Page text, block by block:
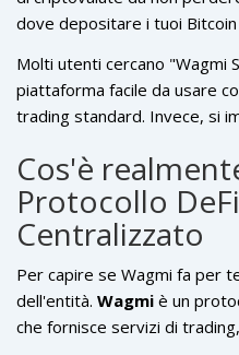
dove depositare i tuoi
settore al momento, e
potrebbe costarti caro. La
"scambio" nel senso
o Coinbase. È un protocollo
complesso, nato
offre servizi avanzati come
swapping.
Molti utenti cercano "Wagmi
piattaforma facile da usare
trading standard. Invece, si
mito, spiega cosa fa davvero
capire se ha senso per te,
della rete Sonic sulla tua
Cos'è
Protocollo
Centralizzato
Per capire se Wagmi fa per
dell'entità. Wagmi è un
che fornisce servizi di